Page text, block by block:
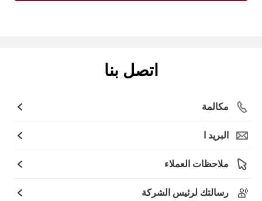
اتصل بنا
مكالمة
البريد ا
ملاحظات العملاء
رسالتك لرئيس الشركة